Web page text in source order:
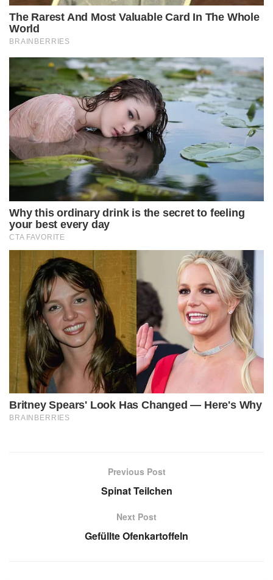
Previous Post
Spinat Teilchen
Next Post
Gefüllte Ofenkartoffeln